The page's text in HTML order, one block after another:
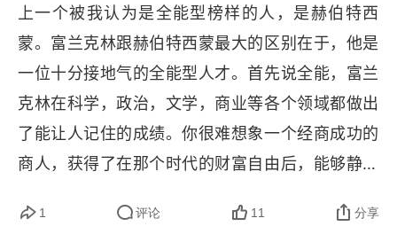
萨莉·富兰克林：给女儿的实用教育
波莉·贝克：抨击对女性的不公正态度
创办北美殖民地哲学会：联系其他殖民地
和慈善家。他创建了美国第一家公益组织 —— 共
读社，致力于推动文化和教育的发展。他还创办了
美洲第一家会员制图书馆 —— 费城图书馆，为公
众提供了丰富的知识资源。他的商业才华也备受赞
誉，他创建了美国第一家公共信用社，推动了金融
和商业的发展。富兰克林的一生充满了传奇色彩，
他的成就和贡献不仅局限于科学、政治和商业领
上一个被我认为是全能型榜样的人，是赫伯特西
蒙。富兰克林跟赫伯特西蒙最大的区别在于，他是
一位十分接地气的全能型人才。首先说全能，富兰
克林在科学，政治，文学，商业等各个领域都做出
了能让人记住的成绩。你很难想象一个经商成功的
商人，获得了在那个时代的财富自由后，能够静下
林研究闪电的那个实验）。你也很难想象，刚才做
1 评论 11 分享